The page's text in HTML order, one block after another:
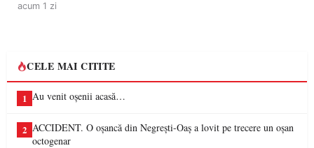
acum 1 zi
CELE MAI CITITE
1 Au venit oșenii acasă…
2 ACCIDENT. O oșancă din Negrești-Oaș a lovit pe trecere un oșan
octogenar